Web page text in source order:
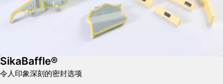
SikaBaffle®
令人印象深刻的密封选项